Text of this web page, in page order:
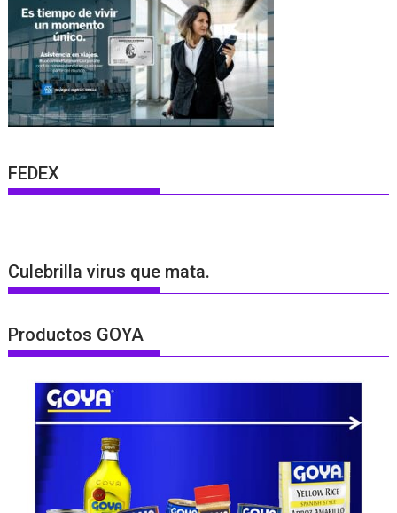
FEDEX
Culebrilla virus que mata.
Productos GOYA